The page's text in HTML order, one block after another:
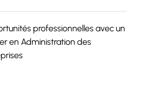
professionnelles avec un
en Administration des